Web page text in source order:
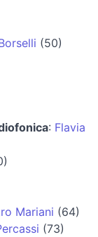
(50)
: Flavia
Mariani (64)
(73)